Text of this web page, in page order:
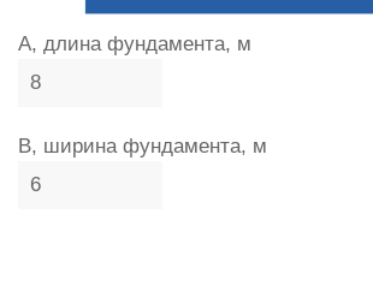
A, длина фундамента, м
B, ширина фундамента, м